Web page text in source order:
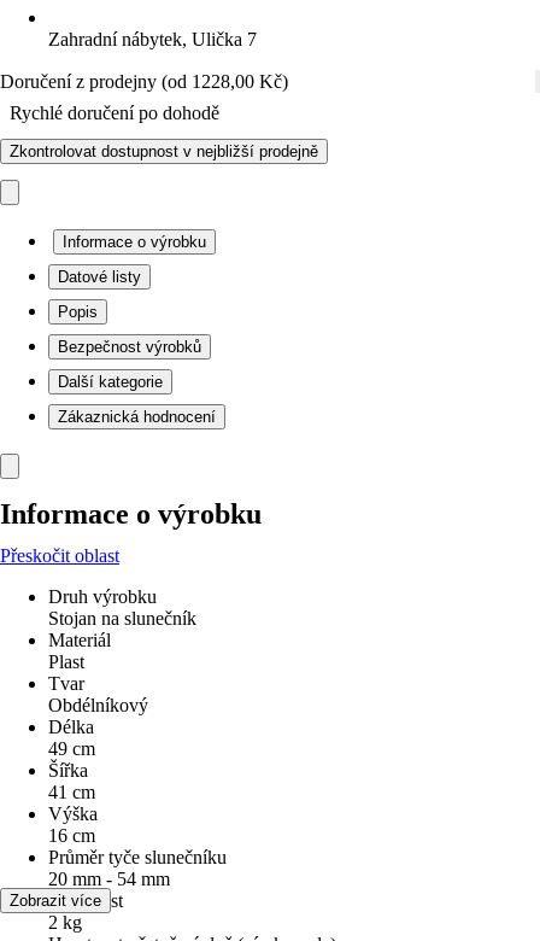
Zahradní nábytek, Ulička 7
Doručení z prodejny (od 1228,00 Kč)
Rychlé doručení po dohodě
Zkontrolovat dostupnost v nejbližší prodejně
Informace o výrobku
Datové listy
Popis
Bezpečnost výrobků
Další kategorie
Zákaznická hodnocení
Informace o výrobku
Přeskočit oblast
Druh výrobku
Stojan na slunečník
Materiál
Plast
Tvar
Obdélníkový
Délka
49 cm
Šířka
41 cm
Výška
16 cm
Průměr tyče slunečníku
20 mm - 54 mm
Hmotnost
2 kg
Zobrazit více